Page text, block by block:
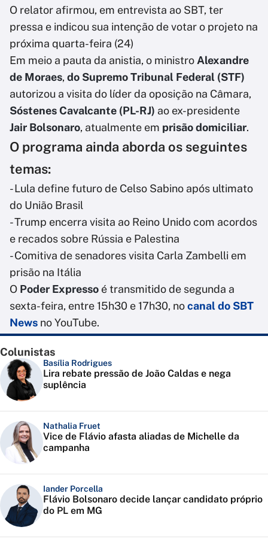
O relator afirmou, em entrevista ao SBT, ter
pressa e indicou sua intenção de votar o projeto na
próxima quarta-feira (24)
Em meio a pauta da anistia, o ministroAlexandre
de Moraes, do Supremo Tribunal Federal (STF)
autorizou a visita do líder da oposição na Câmara,
Sóstenes Cavalcante (PL-RJ) ao ex-presidente
Jair Bolsonaro, atualmente em prisão domiciliar.
O programa ainda aborda os seguintes
temas:
- Lula define futuro de Celso Sabino após ultimato
do União Brasil
- Trump encerra visita ao Reino Unido com acordos
e recados sobre Rússia e Palestina
- Comitiva de senadores visita Carla Zambelli em
prisão na Itália
O Poder Expresso é transmitido de segunda a
sexta-feira, entre 15h30 e 17h30, nocanal do SBT
News no YouTube.
Colunistas
Basília Rodrigues
Lira rebate pressão de João Caldas e nega
suplência
Nathalia Fruet
Vice de Flávio afasta aliadas de Michelle da
campanha
Iander Porcella
Flávio Bolsonaro decide lançar candidato próprio
do PL em MG